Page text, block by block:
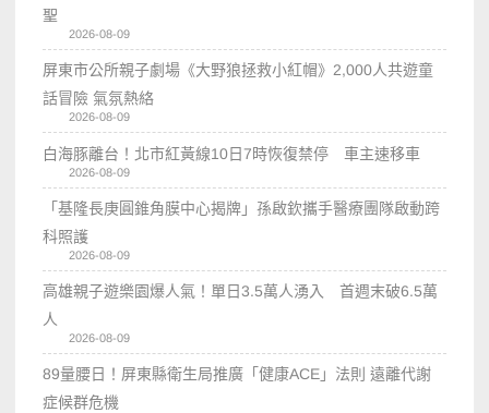
聖
2026-08-09
屏東市公所親子劇場《大野狼拯救小紅帽》2,000人共遊童
話冒險 氣氛熱絡
2026-08-09
白海豚離台！北市紅黃線10日7時恢復禁停 車主速移車
2026-08-09
「基隆長庚圓錐角膜中心揭牌」孫啟欽攜手醫療團隊啟動跨
科照護
2026-08-09
高雄親子遊樂園爆人氣！單日3.5萬人湧入 首週末破6.5萬
人
2026-08-09
89量腰日！屏東縣衛生局推廣「健康ACE」法則 遠離代謝
症候群危機